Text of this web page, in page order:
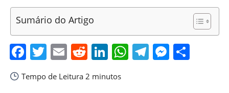
Sumário do Artigo
Facebook
Twitter
EmailReddit
LinkedIn
WhatsApp
Telegram
Tempo de Leitura 2 minutos